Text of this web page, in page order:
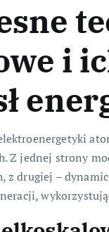
i
Z jednej strony
z drugiej –